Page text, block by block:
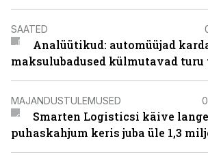
SAATED
Analüütikud: automüüjad
maksulubadused külmutavad turu
MAJANDUSTULEMUSED
Smarten Logisticsi käive
puhaskahjum keris juba üle 1,3